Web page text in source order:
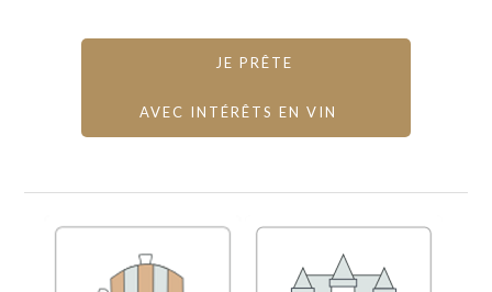
JE PRÊTE
AVEC INTÉRÊTS EN VIN